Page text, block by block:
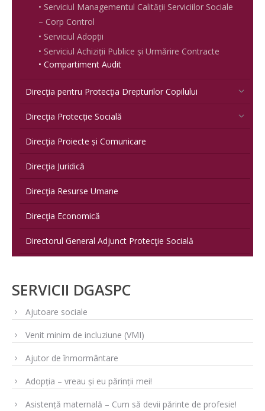
• Serviciul Managementul Calității Serviciilor Sociale
– Corp Control
• Serviciul Adopții
• Serviciul Achiziții Publice și Urmărire Contracte
• Compartiment Audit
Direcţia pentru Protecţia Drepturilor Copilului
Direcţia Protecție Socială
Direcţia Proiecte și Comunicare
Direcţia Juridică
Direcţia Resurse Umane
Direcţia Economică
Directorul General Adjunct Protecţie Socială
SERVICII DGASPC
Ajutoare sociale
Venit minim de incluziune (VMI)
Ajutor de înmormântare
Adopția – vreau și eu părinții mei!
Asistență maternală – Cum să devii părinte de profesie!